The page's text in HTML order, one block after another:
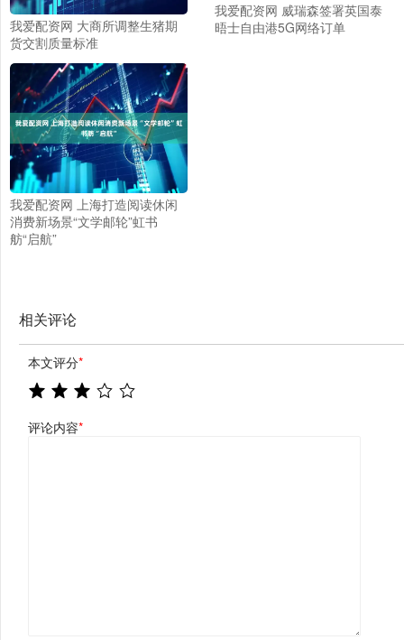
我爱配资网 大商所调整生猪期
货交割质量标准
我爱配资网 威瑞森签署英国泰
晤士自由港5G网络订单
我爱配资网 上海打造阅读休闲
消费新场景“文学邮轮”虹书
舫“启航”
相关评论
本文评分*
评论内容*